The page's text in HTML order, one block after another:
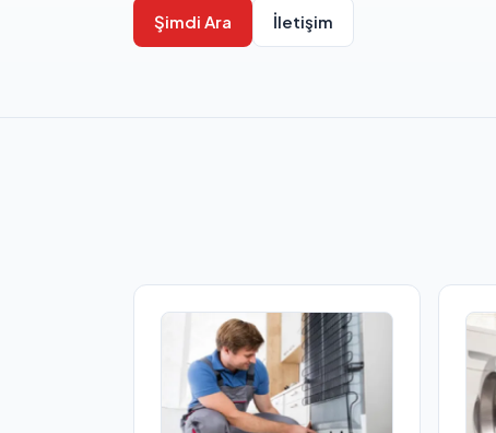
Şimdi Ara İletişim